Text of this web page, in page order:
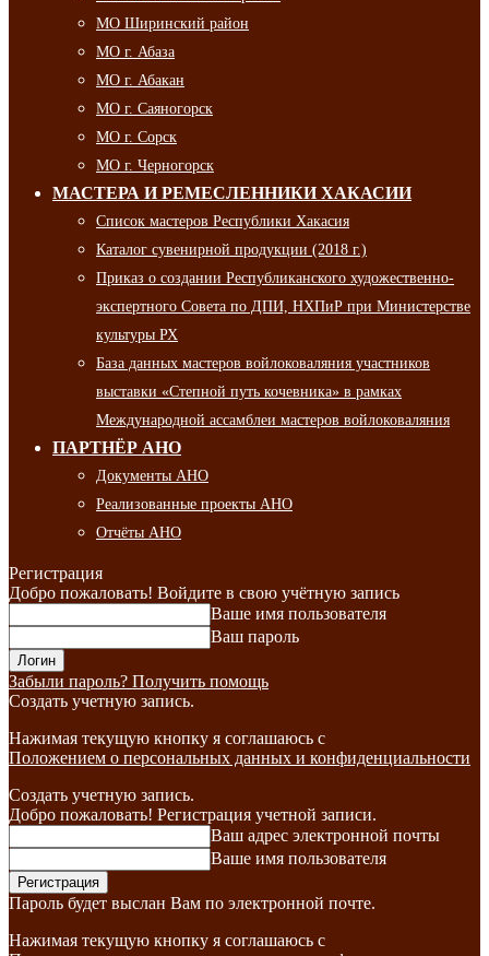
МО Ширинский район
МО г. Абаза
МО г. Абакан
МО г. Саяногорск
МО г. Сорск
МО г. Черногорск
МАСТЕРА И РЕМЕСЛЕННИКИ ХАКАСИИ
Список мастеров Республики Хакасия
Каталог сувенирной продукции (2018 г.)
Приказ о создании Республиканского художественно-
экспертного Совета по ДПИ, НХПиР при Министерстве
культуры РХ
База данных мастеров войлоковаляния участников
выставки «Степной путь кочевника» в рамках
Международной ассамблеи мастеров войлоковаляния
ПАРТНЁР АНО
Документы АНО
Реализованные проекты АНО
Отчёты АНО
Регистрация
Добро пожаловать! Войдите в свою учётную запись
Ваше имя пользователя
Ваш пароль
Забыли пароль? Получить помощь
Создать учетную запись.
Нажимая текущую кнопку я соглашаюсь с
Положением о персональных данных и конфиденциальности
Создать учетную запись.
Добро пожаловать! Регистрация учетной записи.
Ваш адрес электронной почты
Ваше имя пользователя
Пароль будет выслан Вам по электронной почте.
Нажимая текущую кнопку я соглашаюсь с